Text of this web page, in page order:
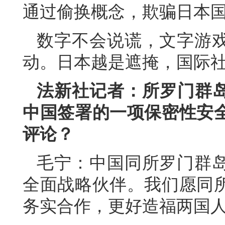
通过偷换概念，欺骗日本
数字不会说谎，文字游
动。日本越是遮掩，国际
法新社记者：所罗门群
中国签署的一项保密性安
评论？
毛宁：中国同所罗门群
全面战略伙伴。我们愿同
务实合作，更好造福两国